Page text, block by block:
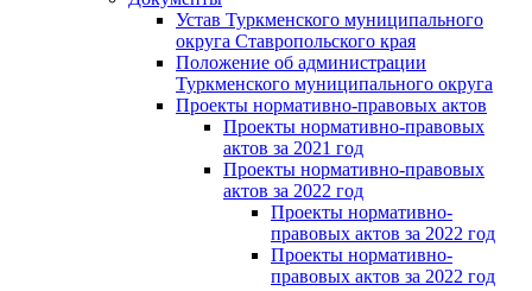
Устав Туркменского муниципального
округа Ставропольского края
Положение об администрации
Туркменского муниципального округа
Проекты нормативно-правовых актов
Проекты нормативно-правовых
актов за 2021 год
Проекты нормативно-правовых
актов за 2022 год
Проекты нормативно-
правовых актов за 2022 год
Проекты нормативно-
правовых актов за 2022 год